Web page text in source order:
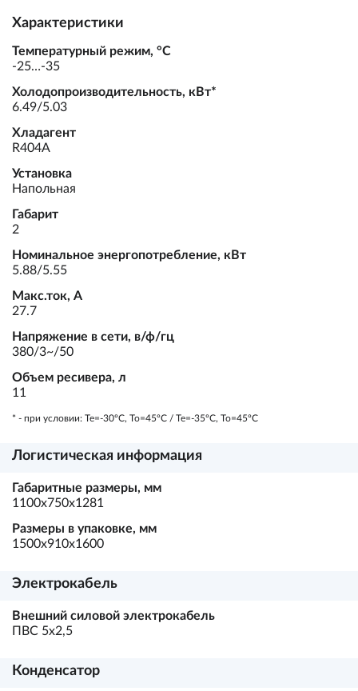
Характеристики
Температурный режим, °С
-25…-35
Холодопроизводительность, кВт*
6.49/5.03
Хладагент
R404A
Установка
Напольная
Габарит
2
Номинальное энергопотребление, кВт
5.88/5.55
Макс.ток, А
27.7
Напряжение в сети, в/ф/гц
380/3~/50
Объем ресивера, л
11
* - при условии: Te=-30ºC, To=45ºC / Te=-35ºC, To=45ºC
Логистическая информация
Габаритные размеры, мм
1100х750х1281
Размеры в упаковке, мм
1500х910х1600
Электрокабель
Внешний силовой электрокабель
ПВС 5х2,5
Конденсатор